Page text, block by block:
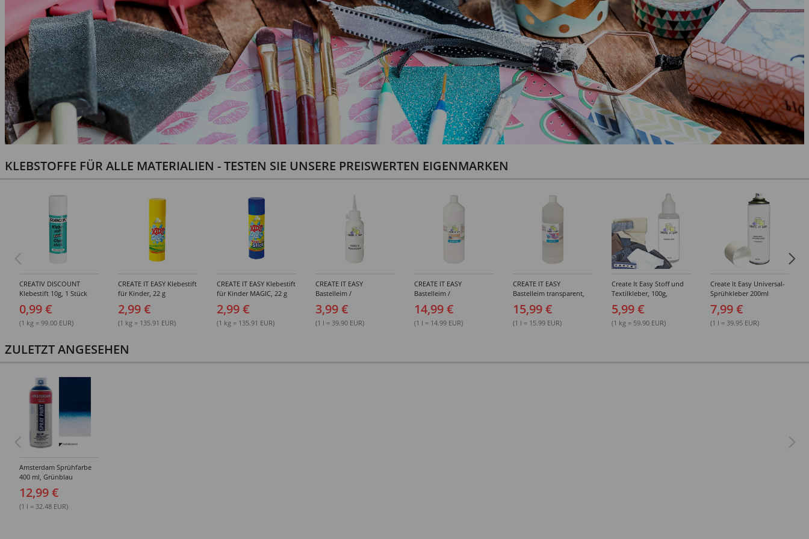
KLEBSTOFFE FÜR ALLE MATERIALIEN - TESTEN SIE UNSERE PREISWERTEN EIGENMARKEN
CREATIV DISCOUNT
Klebestift 10g, 1 Stück
0,99 €
(1 kg = 99.00 EUR)
CREATE IT EASY Klebestift
für Kinder, 22 g
2,99 €
(1 kg = 135.91 EUR)
CREATE IT EASY Klebestift
für Kinder MAGIC, 22 g
2,99 €
(1 kg = 135.91 EUR)
CREATE IT EASY
Bastelleim /
Buchbinderleim, 100 ml
3,99 €
(1 l = 39.90 EUR)
CREATE IT EASY
Bastelleim /
Buchbinderleim, 1000 ml
14,99 €
(1 l = 14.99 EUR)
CREATE IT EASY
Bastelleim transparent,
ohne Lösungsmittel,
1000 ml
15,99 €
(1 l = 15.99 EUR)
Create It Easy Stoff und
Textilkleber, 100g,
Kunststoffflasche mit
Maldüse
5,99 €
(1 kg = 59.90 EUR)
Create It Easy Universal-
Sprühkleber 200ml
(permanent)
7,99 €
(1 l = 39.95 EUR)
ZULETZT ANGESEHEN
Amsterdam Sprühfarbe
400 ml, Grünblau
12,99 €
(1 l = 32.48 EUR)